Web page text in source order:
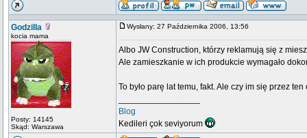
Godzilla
kocia mama
Posty: 14145
Skąd: Warszawa
Wysłany: 27 Października 2006, 13:56
Albo JW Construction, którzy reklamują się z
Ale zamieszkanie w ich produkcie wymagało
To było parę lat temu, fakt. Ale czy im się przez
Blog
Kedileri çok seviyorum